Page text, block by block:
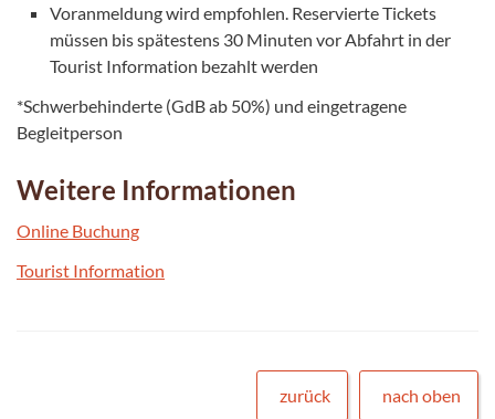
Voranmeldung wird empfohlen. Reservierte Tickets
müssen bis spätestens 30 Minuten vor Abfahrt in der
Tourist Information bezahlt werden
*Schwerbehinderte (GdB ab 50%) und eingetragene
Begleitperson
Weitere Informationen
Online Buchung
Tourist Information
zurück nach oben